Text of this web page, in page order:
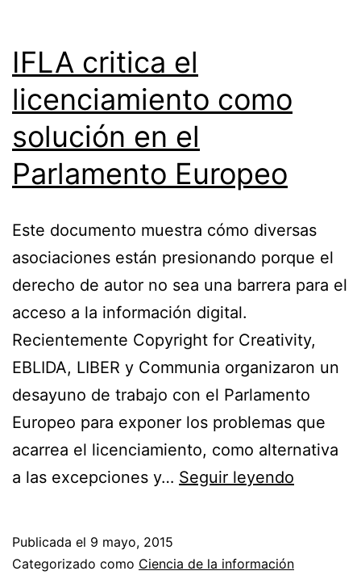
IFLA critica el
licenciamiento como
solución en el
Parlamento Europeo
Este documento muestra cómo diversas
asociaciones están presionando porque el
derecho de autor no sea una barrera para el
acceso a la información digital.
Recientemente Copyright for Creativity,
EBLIDA, LIBER y Communia organizaron un
desayuno de trabajo con el Parlamento
Europeo para exponer los problemas que
acarrea el licenciamiento, como alternativa
a las excepciones y… Seguir leyendo
Publicada el 9 mayo, 2015
Categorizado como Ciencia de la información